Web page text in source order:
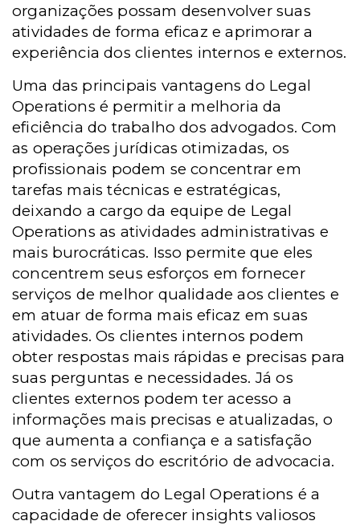
organizações possam desenvolver suas
atividades de forma eficaz e aprimorar a
experiência dos clientes internos e externos.
Uma das principais vantagens do Legal
Operations é permitir a melhoria da
eficiência do trabalho dos advogados. Com
as operações jurídicas otimizadas, os
profissionais podem se concentrar em
tarefas mais técnicas e estratégicas,
deixando a cargo da equipe de Legal
Operations as atividades administrativas e
mais burocráticas. Isso permite que eles
concentrem seus esforços em fornecer
serviços de melhor qualidade aos clientes e
em atuar de forma mais eficaz em suas
atividades. Os clientes internos podem
obter respostas mais rápidas e precisas para
suas perguntas e necessidades. Já os
clientes externos podem ter acesso a
informações mais precisas e atualizadas, o
que aumenta a confiança e a satisfação
com os serviços do escritório de advocacia.
Outra vantagem do Legal Operations é a
capacidade de oferecer insights valiosos